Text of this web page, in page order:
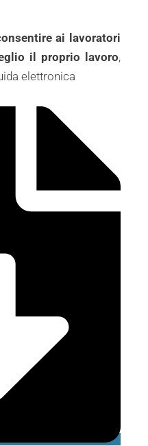
ai lavoratori
il proprio lavoro,
elettronica